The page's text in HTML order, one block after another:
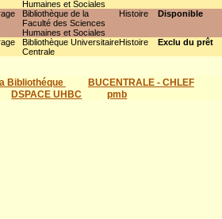
Humaines et Sociales
Bibliothèque de la
Faculté des Sciences
Humaines et Sociales
Histoire Disponible
Bibliothèque Universitaire
Centrale
Histoire Exclu du prêt
Bibliothéque
BUCENTRALE - CHLEF
DSPACE UHBC
pmb